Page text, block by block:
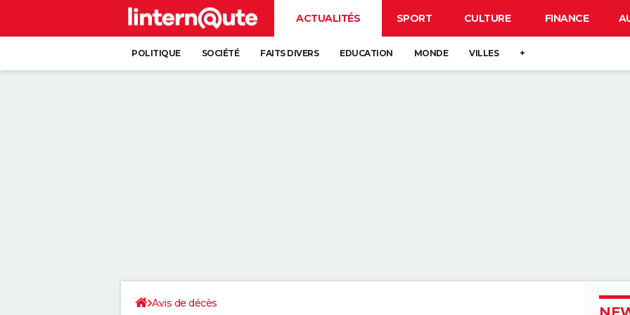
ACTUALITÉS SPORT CULTURE FINANCE
POLITIQUE SOCIÉTÉ FAITS DIVERS EDUCATION MONDE VILLES +
Avis de décès